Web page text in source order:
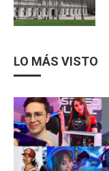
LO MÁS VISTO